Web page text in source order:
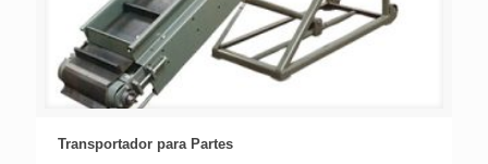
Transportador para Partes